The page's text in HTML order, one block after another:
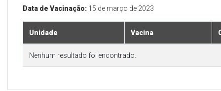
Data de Vacinação: 15 de março de 2023
Unidade Vacina
Nenhum resultado foi encontrado.